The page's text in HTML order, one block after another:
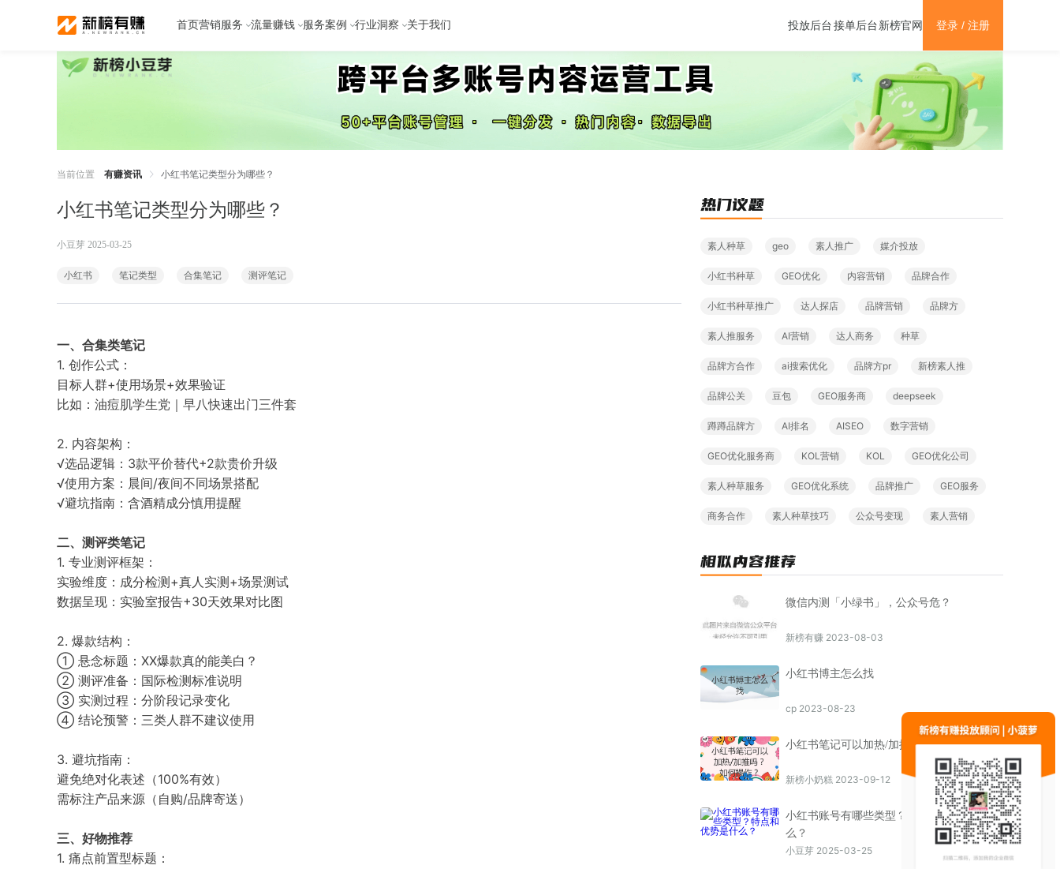
首页营销服务 流量赚钱 服务案例 行业洞察 关于我们 投放后台接单后台新榜官网 登录 / 注册
当前位置 有赚资讯 小红书笔记类型分为哪些？
小红书笔记类型分为哪些？
小豆芽 2025-03-25
小红书 笔记类型 合集笔记 测评笔记
一、合集类笔记
1. 创作公式：
目标人群+使用场景+效果验证
比如：油痘肌学生党｜早八快速出门三件套
2. 内容架构：
√选品逻辑：3款平价替代+2款贵价升级
√使用方案：晨间/夜间不同场景搭配
√避坑指南：含酒精成分慎用提醒
二、测评类笔记
1. 专业测评框架：
实验维度：成分检测+真人实测+场景测试
数据呈现：实验室报告+30天效果对比图
2. 爆款结构：
① 悬念标题：XX爆款真的能美白？
② 测评准备：国际检测标准说明
③ 实测过程：分阶段记录变化
④ 结论预警：三类人群不建议使用
3. 避坑指南：
避免绝对化表述（100%有效）
需标注产品来源（自购/品牌寄送）
三、好物推荐
1. 痛点前置型标题：
素人种草 geo 素人推广 媒介投放
小红书种草 GEO优化 内容营销 品牌合作
小红书种草推广 达人探店 品牌营销 品牌方
素人推服务 AI营销 达人商务 种草
品牌方合作 ai搜索优化 品牌方pr 新榜素人推
品牌公关 豆包 GEO服务商 deepseek
蹲蹲品牌方 AI排名 AISEO 数字营销
GEO优化服务商 KOL营销 KOL GEO优化公司
素人种草服务 GEO优化系统 品牌推广 GEO服务
商务合作 素人种草技巧 公众号变现 素人营销
微信内测「小绿书」，公众号危？
新榜有赚 2023-08-03
小红书博主怎么找
cp 2023-08-23
小红书笔记可以加热/加推吗？如何操作？
新榜小奶糕 2023-09-12
小红书账号有哪些类型？特点和优势是什
么？
小豆芽 2025-03-25